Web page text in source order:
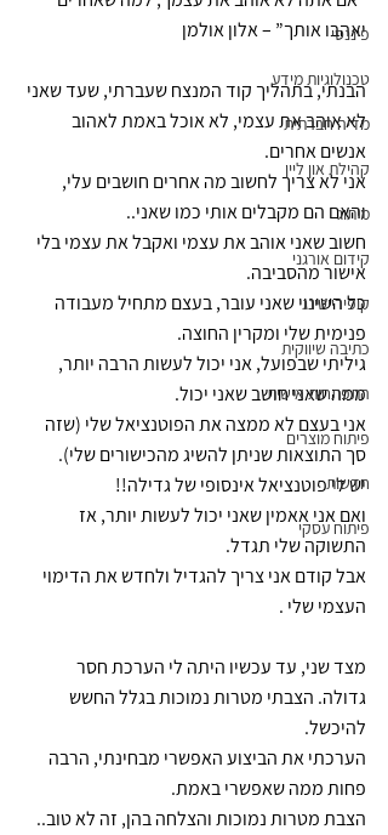
פיננסי
טכנולוגיות מידע
מדיה חברתית
קהילת און ליין
מיתוג
קידום אורגני
קופירייטינג
כתיבה שיווקית
התפתחות אישית
פיתוח מוצרים
חדשות
פיתוח עסקי
יאהבו אותך” – אלון אולמן
הבנתי, בתהליך קוד המנצח שעברתי, שעד שאני
לא אוהב את עצמי, לא אוכל באמת לאהוב
אנשים אחרים.
אני לא צריך לחשוב מה אחרים חושבים עלי,
והאם הם מקבלים אותי כמו שאני..
חשוב שאני אוהב את עצמי ואקבל את עצמי בלי
אישור מהסביבה.
כל השינוי שאני עובר, בעצם מתחיל מעבודה
פנימית שלי ומקרין החוצה.
גיליתי שבפועל, אני יכול לעשות הרבה יותר,
ממה שאני חושב שאני יכול.
אני בעצם לא ממצה את הפוטנציאל שלי (שזה
סך התוצאות שניתן להשיג מהכישורים שלי).
יש לי פוטנציאל אינסופי של גדילה!!
ואם אני אאמין שאני יכול לעשות יותר, אז
התשוקה שלי תגדל.
אבל קודם אני צריך להגדיל ולחדש את הדימוי
העצמי שלי .
מצד שני, עד עכשיו היתה לי הערכת חסר
גדולה. הצבתי מטרות נמוכות בגלל החשש
להיכשל.
הערכתי את הביצוע האפשרי מבחינתי, הרבה
פחות ממה שאפשרי באמת.
הצבת מטרות נמוכות והצלחה בהן, זה לא טוב..